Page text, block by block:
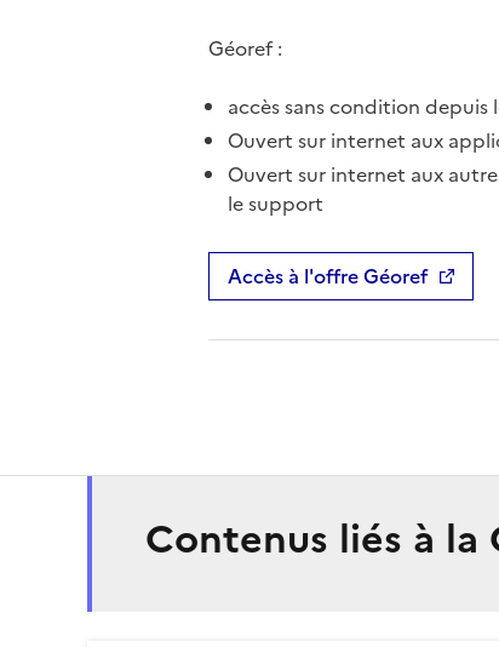
Géoref :
accès sans condition depuis
Ouvert sur internet aux
Ouvert sur internet aux
le support
Accès à l'offre Géoref
Contenus liés à la